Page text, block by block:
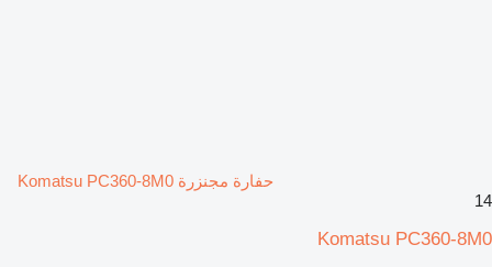
حفارة مجنزرة Komatsu PC360-8M0
14
Komatsu PC360-8M0